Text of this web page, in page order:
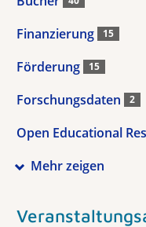
Finanzierung 15
Förderung 15
Forschungsdaten 2
Open Educational
Mehr zeigen